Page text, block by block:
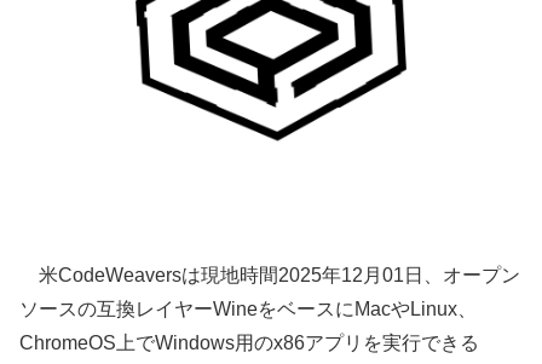
米CodeWeaversは現地時間2025年12月01日、オープン
ソースの互換レイヤーWineをベースにMacやLinux、
ChromeOS上でWindows用のx86アプリを実行できる